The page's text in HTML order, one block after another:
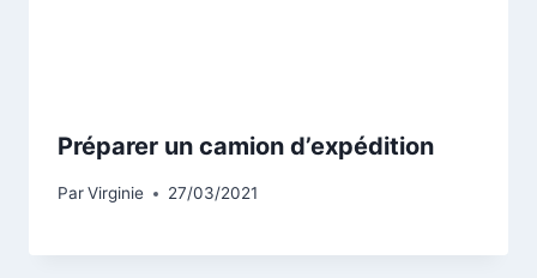
Préparer un camion d’expédition
ParVirginie 27/03/2021